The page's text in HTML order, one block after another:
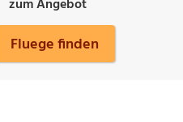
zum Angebot
Fluege finden